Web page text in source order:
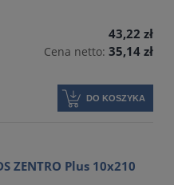
43,22 zł
Cena netto: 35,14 zł
DO KOSZYKA
ZENTRO Plus 10x210